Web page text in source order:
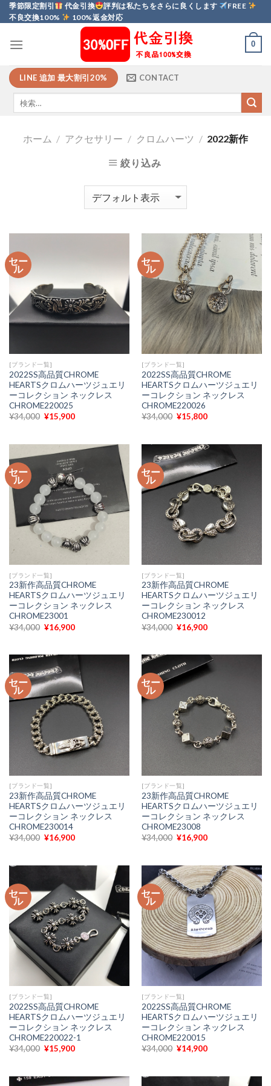
Skip
to
季節限定割引 代金引換 評判は私たちをさらに良くします
FREE
不良交換100%
100%返金対応
0
LINE 追加 最大割引20% CONTACT
ホーム / アクセサリー / クロムハーツ / 2022新作
絞り込み
セー
ル
[ブランド一覧]
2022SS高品質CHROME
HEARTSクロムハーツジュエリ
ーコレクション ネックレス
CHROME220025
¥34,000 元
は
¥34,000
た。
¥15,900現
格
¥15,900
で
す。
セー
ル
[ブランド一覧]
2022SS高品質CHROME
HEARTSクロムハーツジュエリ
ーコレクション ネックレス
CHROME220026
¥34,000 元
は
¥34,000
で
し
た。
¥15,800現
格
¥15,800
で
セー
ル
[ブランド一覧]
23新作高品質CHROME
HEARTSクロムハーツジュエリ
ーコレクション ネックレス
CHROME23001
¥34,000 元
は
¥34,000
で
し
た。
¥16,900現
¥16,900
で
す。
セー
ル
[ブランド一覧]
23新作高品質CHROME
HEARTSクロムハーツジュエリ
ーコレクション ネックレス
CHROME230012
¥34,000 元
¥34,000
で
し
た。
¥16,900現
格
は
¥16,900
セー
ル
[ブランド一覧]
23新作高品質CHROME
HEARTSクロムハーツジュエリ
ーコレクション ネックレス
CHROME230014
¥34,000 元
は
し
た。
¥16,900現
格
¥16,900
で
す。
セー
ル
[ブランド一覧]
23新作高品質CHROME
HEARTSクロムハーツジュエリ
ーコレクション ネックレス
CHROME23008
¥34,000 元
は
¥34,000
で
し
た。
¥16,900現
格
は
¥16,900
で
す。
セー
ル
[ブランド一覧]
2022SS高品質CHROME
HEARTSクロムハーツジュエリ
ーコレクション ネックレス
CHROME220022-1
¥34,000 元
は
¥15,900現
格
セー
ル
[ブランド一覧]
2022SS高品質CHROME
HEARTSクロムハーツジュエリ
ーコレクション ネックレス
CHROME220015
¥34,000 元
は
¥14,900現
格